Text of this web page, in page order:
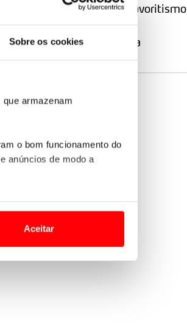
Sobre os cookies
armazenam
o bom funcionamento do
anúncios de modo a
lhe proporcionar
de análise, com parceiros
Aceitar
Portugueses contrariam favoritismo
O regresso do Sr. Fronteira
SIGA-NOS